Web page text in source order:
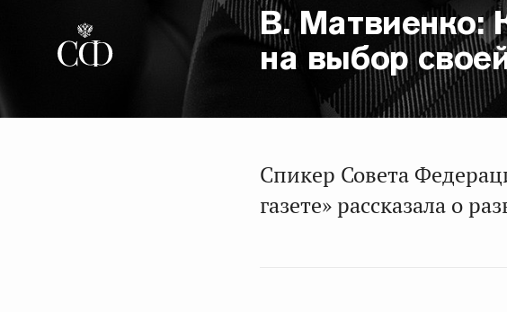
В. Матвиенко:
на выбор
Спикер Совета
газете» рассказала о